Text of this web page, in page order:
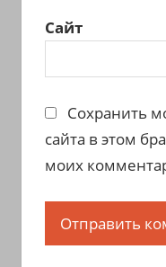
Сайт
Сохранить
сайта в этом
моих